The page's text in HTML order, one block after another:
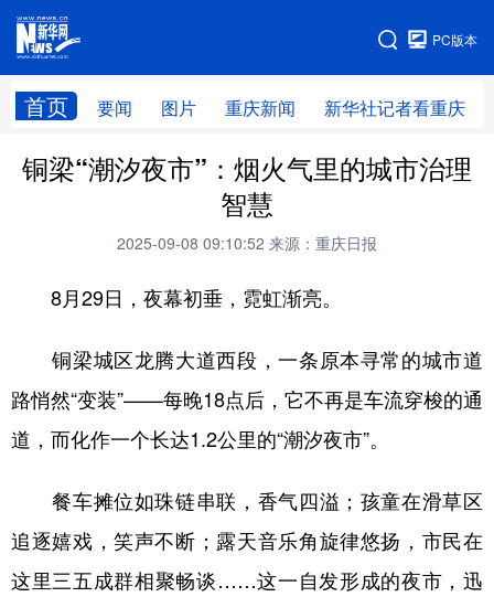
PC版本
首页 要闻 图片 重庆新闻 新华社记者看重庆
网站地图
铜梁“潮汐夜市”：烟火气里的城市治理
智慧
2025-09-08 09:10:52 来源：重庆日报
8月29日，夜幕初垂，霓虹渐亮。
铜梁城区龙腾大道西段，一条原本寻常的城市道
路悄然“变装”——每晚18点后，它不再是车流穿梭的通
道，而化作一个长达1.2公里的“潮汐夜市”。
餐车摊位如珠链串联，香气四溢；孩童在滑草区
追逐嬉戏，笑声不断；露天音乐角旋律悠扬，市民在
这里三五成群相聚畅谈……这一自发形成的夜市，迅